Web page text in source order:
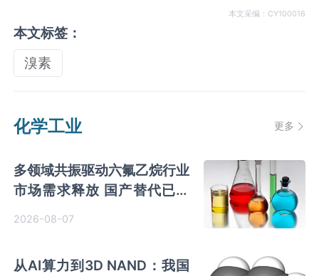
本文采编：CY100016
本文标签：
溴素
化学工业 更多
多领域共振驱动六氟乙烷行业
市场需求释放 国产替代已基
2026-08-07
从AI算力到3D NAND：我国